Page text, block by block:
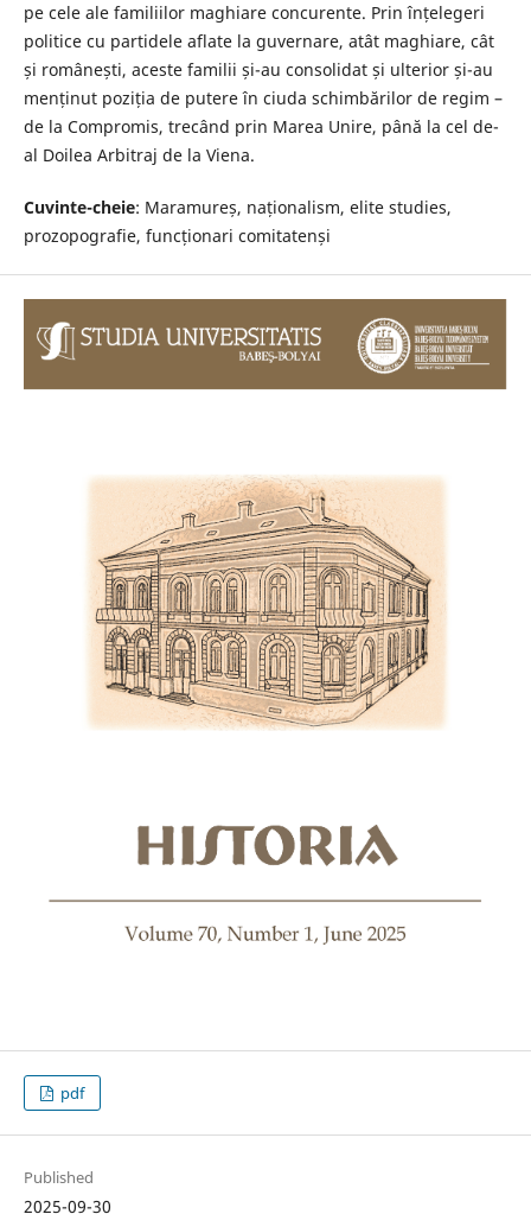
pe cele ale familiilor maghiare concurente. Prin înțelegeri
politice cu partidele aflate la guvernare, atât maghiare, cât
și românești, aceste familii și-au consolidat și ulterior și-au
menținut poziția de putere în ciuda schimbărilor de regim –
de la Compromis, trecând prin Marea Unire, până la cel de-
al Doilea Arbitraj de la Viena.
Cuvinte-cheie: Maramureș, naționalism, elite studies,
prozopografie, funcționari comitatenși
pdf
Published
2025-09-30